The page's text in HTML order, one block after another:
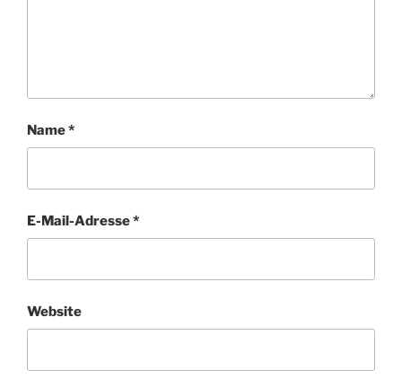
Name*
E-Mail-Adresse*
Website